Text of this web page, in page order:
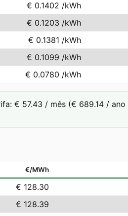
€ 0.1402 /kWh
€ 0.1203 /kWh
€ 0.1381 /kWh
€ 0.1099 /kWh
€ 0.0780 /kWh
€ 57.43 / mês (€ 689.14 /
€/MWh
€ 128.30
€ 128.39